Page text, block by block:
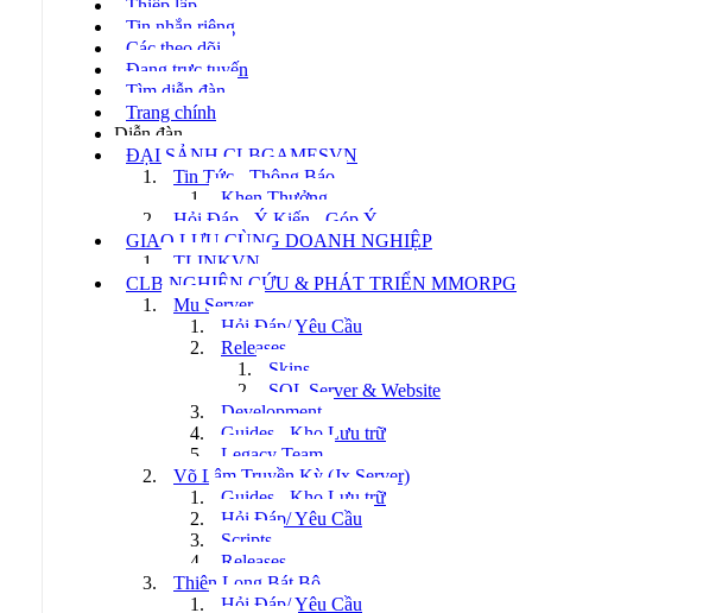
Thiếp lập
Tin nhắn riêng
Các theo dõi
Đang trực tuyến
Tìm diễn đàn
Trang chính
Diễn đàn
ĐẠI SẢNH CLBGAMESVN
Tin Tức - Thông Báo
Khen Thưởng
Hỏi Đáp - Ý Kiến - Góp Ý
GIAO LƯU CÙNG DOANH NGHIỆP
TLINKVN
CLB NGHIÊN CỨU & PHÁT TRIỂN MMORPG
Mu Server
Hỏi Đáp/ Yêu Cầu
Releases
Skins
SQL Server & Website
Development
Guides - Kho Lưu trữ
Legacy Team
Võ Lâm Truyền Kỳ (Jx Server)
Guides - Kho Lưu trữ
Hỏi Đáp/ Yêu Cầu
Scripts
Releases
Thiên Long Bát Bộ
Hỏi Đáp/ Yêu Cầu